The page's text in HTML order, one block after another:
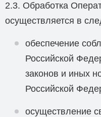
2.3. Обработка
осуществляется в
обеспечение
Российской
законов и иных
Российской
осуществление